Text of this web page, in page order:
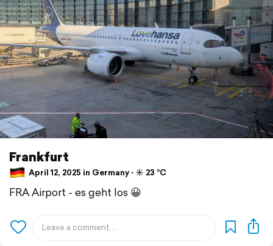
Frankfurt
April 12, 2025 in Germany ⋅ ☀️ 23 °C
FRA Airport - es geht los 😀